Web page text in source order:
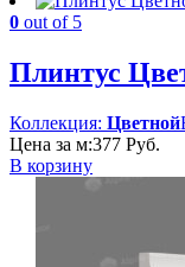
0 out of 5
Плинтус
Коллекция: Цветной
Цена за м:377 Руб.
В корзину